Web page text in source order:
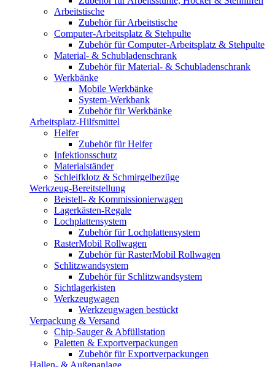
Arbeitstische
Zubehör für Arbeitstische
Computer-Arbeitsplatz & Stehpulte
Zubehör für Computer-Arbeitsplatz & Stehpulte
Material- & Schubladenschrank
Zubehör für Material- & Schubladenschrank
Werkbänke
Mobile Werkbänke
System-Werkbank
Zubehör für Werkbänke
Arbeitsplatz-Hilfsmittel
Helfer
Zubehör für Helfer
Infektionsschutz
Materialständer
Schleifklotz & Schmirgelbezüge
Werkzeug-Bereitstellung
Beistell- & Kommissionierwagen
Lagerkästen-Regale
Lochplattensystem
Zubehör für Lochplattensystem
RasterMobil Rollwagen
Zubehör für RasterMobil Rollwagen
Schlitzwandsystem
Zubehör für Schlitzwandsystem
Sichtlagerkisten
Werkzeugwagen
Werkzeugwagen bestückt
Verpackung & Versand
Chip-Sauger & Abfüllstation
Paletten & Exportverpackungen
Zubehör für Exportverpackungen
Hallen- & Außenanlage